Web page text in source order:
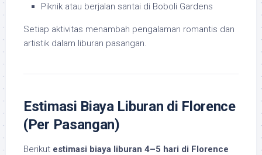
Piknik atau berjalan santai di Boboli Gardens
Setiap aktivitas menambah pengalaman romantis dan
artistik dalam liburan pasangan.
Estimasi Biaya Liburan di Florence
(Per Pasangan)
Berikut estimasi biaya liburan 4–5 hari di Florence